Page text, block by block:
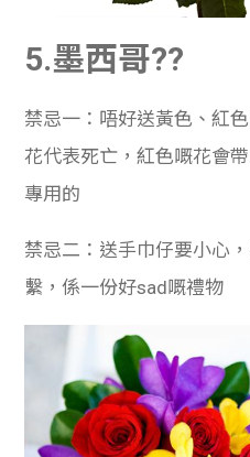
5.墨西哥??
禁忌一：唔好送黃色、紅
花代表死亡，紅色嘅花會
專用的
禁忌二：送手巾仔要小心
繫，係一份好sad嘅禮物